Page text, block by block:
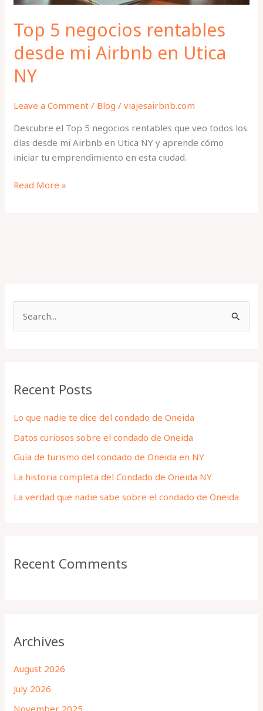
Top 5 negocios rentables
desde mi Airbnb en Utica
NY
Leave a Comment / Blog /viajesairbnb.com
Descubre el Top 5 negocios rentables que veo todos los
días desde mi Airbnb en Utica NY y aprende cómo
iniciar tu emprendimiento en esta ciudad.
NY
Read More »
c
f
o
r
:
Recent Posts
Lo que nadie te dice del condado de Oneida
Datos curiosos sobre el condado de Oneida
Guía de turismo del condado de Oneida en NY
La historia completa del Condado de Oneida NY
La verdad que nadie sabe sobre el condado de Oneida
Recent Comments
Archives
August 2026
July 2026
November 2025